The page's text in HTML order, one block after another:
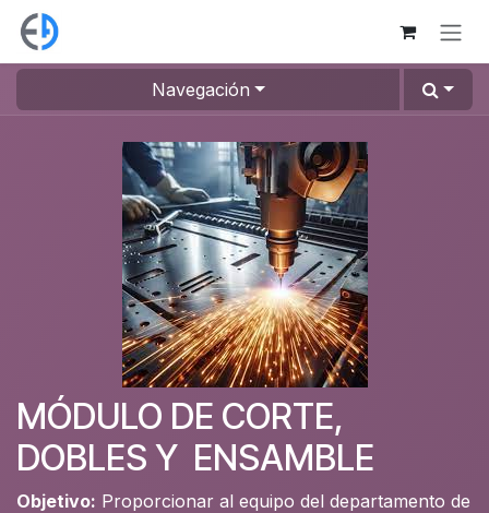
Ir al contenido
Navegación
MÓDULO DE CORTE,
DOBLES Y ENSAMBLE
Objetivo: Proporcionar al equipo del departamento de